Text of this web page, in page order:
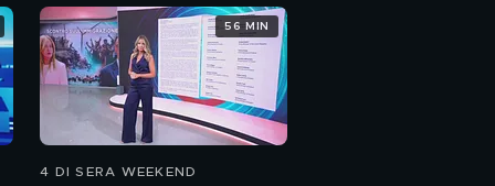
4 DI SERA WEEKEND
56 MIN